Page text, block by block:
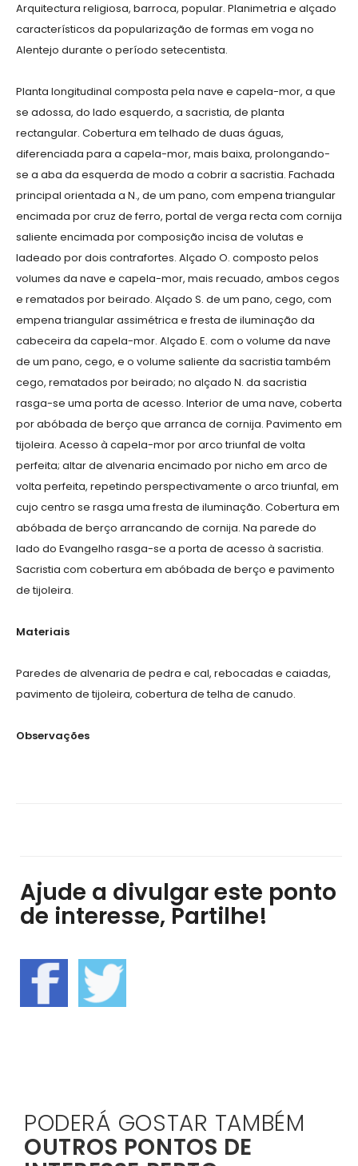
Arquitectura religiosa, barroca, popular. Planimetria e alçado
característicos da popularização de formas em voga no
Alentejo durante o período setecentista.
Planta longitudinal composta pela nave e capela-mor, a que
se adossa, do lado esquerdo, a sacristia, de planta
rectangular. Cobertura em telhado de duas águas,
diferenciada para a capela-mor, mais baixa, prolongando-
se a aba da esquerda de modo a cobrir a sacristia. Fachada
principal orientada a N., de um pano, com empena triangular
encimada por cruz de ferro, portal de verga recta com cornija
saliente encimada por composição incisa de volutas e
ladeado por dois contrafortes. Alçado O. composto pelos
volumes da nave e capela-mor, mais recuado, ambos cegos
e rematados por beirado. Alçado S. de um pano, cego, com
empena triangular assimétrica e fresta de iluminação da
cabeceira da capela-mor. Alçado E. com o volume da nave
de um pano, cego, e o volume saliente da sacristia também
cego, rematados por beirado; no alçado N. da sacristia
rasga-se uma porta de acesso. Interior de uma nave, coberta
por abóbada de berço que arranca de cornija. Pavimento em
tijoleira. Acesso à capela-mor por arco triunfal de volta
perfeita; altar de alvenaria encimado por nicho em arco de
volta perfeita, repetindo perspectivamente o arco triunfal, em
cujo centro se rasga uma fresta de iluminação. Cobertura em
abóbada de berço arrancando de cornija. Na parede do
lado do Evangelho rasga-se a porta de acesso à sacristia.
Sacristia com cobertura em abóbada de berço e pavimento
de tijoleira.
Materiais
Paredes de alvenaria de pedra e cal, rebocadas e caiadas,
pavimento de tijoleira, cobertura de telha de canudo.
Observações
Ajude a divulgar este ponto
de interesse, Partilhe!
PODERÁ GOSTAR TAMBÉM
OUTROS PONTOS DE